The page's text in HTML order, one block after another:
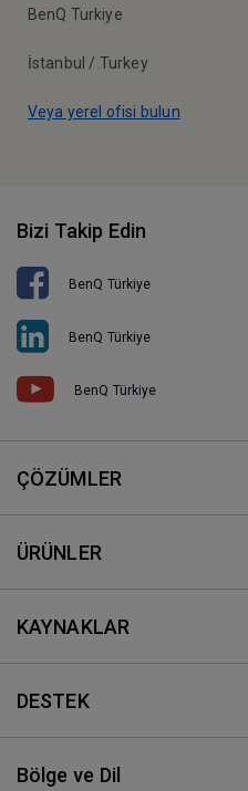
BenQ Turkiye
İstanbul / Turkey
Veya yerel ofisi bulun
Bizi Takip Edin
BenQ Türkiye
BenQ Türkiye
BenQ Türkiye
ÇÖZÜMLER
ÜRÜNLER
KAYNAKLAR
DESTEK
Bölge ve Dil